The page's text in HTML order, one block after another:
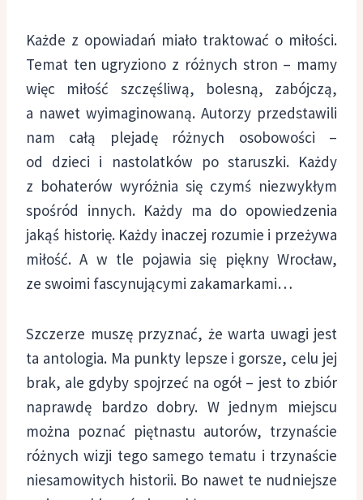
Każde z opowiadań miało traktować o miłości.
Temat ten ugryziono z różnych stron – mamy
więc miłość szczęśliwą, bolesną, zabójczą,
a nawet wyimaginowaną. Autorzy przedstawili
nam całą plejadę różnych osobowości –
od dzieci i nastolatków po staruszki. Każdy
z bohaterów wyróżnia się czymś niezwykłym
spośród innych. Każdy ma do opowiedzenia
jakąś historię. Każdy inaczej rozumie i przeżywa
miłość. A w tle pojawia się piękny Wrocław,
ze swoimi fascynującymi zakamarkami…
Szczerze muszę przyznać, że warta uwagi jest
ta antologia. Ma punkty lepsze i gorsze, celu jej
brak, ale gdyby spojrzeć na ogół – jest to zbiór
naprawdę bardzo dobry. W jednym miejscu
można poznać piętnastu autorów, trzynaście
różnych wizji tego samego tematu i trzynaście
niesamowitych historii. Bo nawet te nudniejsze